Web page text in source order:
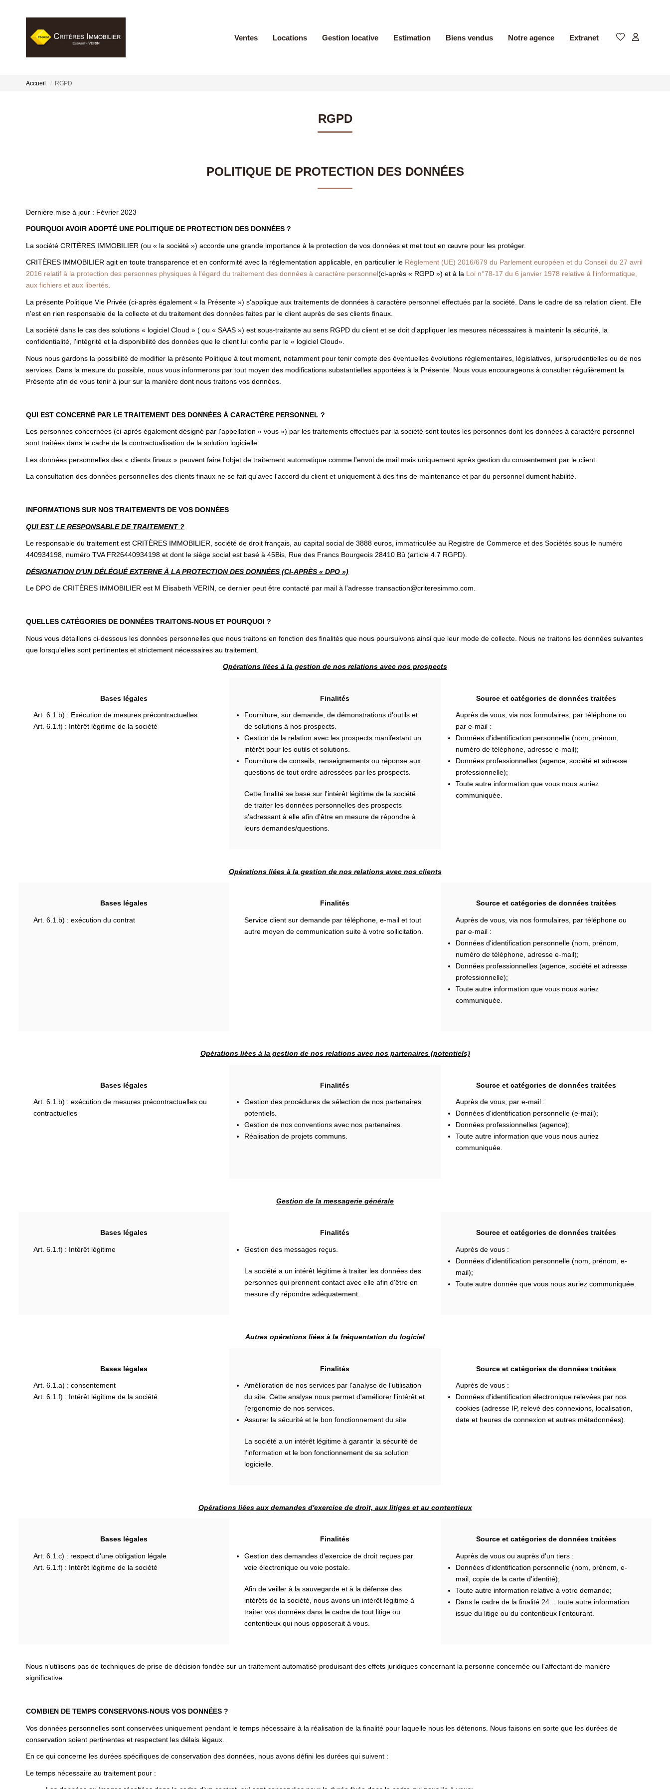
Ventes Locations Gestion locative Estimation Biens vendus Notre agence Extranet
Accueil RGPD
RGPD
POLITIQUE DE PROTECTION DES DONNÉES
Dernière mise à jour : Février 2023
POURQUOI AVOIR ADOPTÉ UNE POLITIQUE DE PROTECTION DES DONNÉES ?
La société CRITÈRES IMMOBILIER (ou « la société ») accorde une grande importance à la protection de vos données et met tout en œuvre pour les protéger.
CRITÈRES IMMOBILIER agit en toute transparence et en conformité avec la réglementation applicable, en particulier le Règlement (UE) 2016/679 du Parlement européen et du Conseil du 27 avril
2016 relatif à la protection des personnes physiques à l'égard du traitement des données à caractère personnel(ci-après « RGPD ») et à la Loi n°78-17 du 6 janvier 1978 relative à l'informatique,
aux fichiers et aux libertés
La présente Politique Vie Privée (ci-après également « la Présente ») s'applique aux traitements de données à caractère personnel effectués par la société. Dans le cadre de sa relation client. Elle
n'est en rien responsable de la collecte et du traitement des données faites par le client auprès de ses clients finaux.
La société dans le cas des solutions « logiciel Cloud » ( ou « SAAS ») est sous-traitante au sens RGPD du client et se doit d'appliquer les mesures nécessaires à maintenir la sécurité, la
confidentialité, l'intégrité et la disponibilité des données que le client lui confie par le « logiciel Cloud».
Nous nous gardons la possibilité de modifier la présente Politique à tout moment, notamment pour tenir compte des éventuelles évolutions réglementaires, législatives, jurisprudentielles ou de nos
services. Dans la mesure du possible, nous vous informerons par tout moyen des modifications substantielles apportées à la Présente. Nous vous encourageons à consulter régulièrement la
Présente afin de vous tenir à jour sur la manière dont nous traitons vos données.
QUI EST CONCERNÉ PAR LE TRAITEMENT DES DONNÉES À CARACTÈRE PERSONNEL ?
Les personnes concernées (ci-après également désigné par l'appellation « vous ») par les traitements effectués par la société sont toutes les personnes dont les données à caractère personnel
sont traitées dans le cadre de la contractualisation de la solution logicielle.
Les données personnelles des « clients finaux » peuvent faire l'objet de traitement automatique comme l'envoi de mail mais uniquement après gestion du consentement par le client.
La consultation des données personnelles des clients finaux ne se fait qu'avec l'accord du client et uniquement à des fins de maintenance et par du personnel dument habilité.
INFORMATIONS SUR NOS TRAITEMENTS DE VOS DONNÉES
QUI EST LE RESPONSABLE DE TRAITEMENT ?
Le responsable du traitement est CRITÈRES IMMOBILIER, société de droit français, au capital social de 3888 euros, immatriculée au Registre de Commerce et des Sociétés sous le numéro
440934198, numéro TVA FR26440934198 et dont le siège social est basé à 45Bis, Rue des Francs Bourgeois 28410 Bû (article 4.7 RGPD).
DÉSIGNATION D'UN DÉLÉGUÉ EXTERNE À LA PROTECTION DES DONNÉES (CI-APRÈS « DPO »)
Le DPO de CRITÈRES IMMOBILIER est M Elisabeth VERIN, ce dernier peut être contacté par mail à l'adresse transaction@criteresimmo.com.
QUELLES CATÉGORIES DE DONNÉES TRAITONS-NOUS ET POURQUOI ?
Nous vous détaillons ci-dessous les données personnelles que nous traitons en fonction des finalités que nous poursuivons ainsi que leur mode de collecte. Nous ne traitons les données suivantes
que lorsqu'elles sont pertinentes et strictement nécessaires au traitement.
Opérations liées à la gestion de nos relations avec nos prospects
Bases légales
Art. 6.1.b) : Exécution de mesures précontractuelles
Art. 6.1.f) : Intérêt légitime de la société
Finalités
Fourniture, sur demande, de démonstrations d'outils et
de solutions à nos prospects.
Gestion de la relation avec les prospects manifestant un
intérêt pour les outils et solutions.
Fourniture de conseils, renseignements ou réponse aux
questions de tout ordre adressées par les prospects.
Cette finalité se base sur l'intérêt légitime de la société
de traiter les données personnelles des prospects
s'adressant à elle afin d'être en mesure de répondre à
leurs demandes/questions.
Source et catégories de données traitées
Auprès de vous, via nos formulaires, par téléphone ou
par e-mail :
Données d'identification personnelle (nom, prénom,
numéro de téléphone, adresse e-mail);
Données professionnelles (agence, société et adresse
professionnelle);
Toute autre information que vous nous auriez
communiquée.
Opérations liées à la gestion de nos relations avec nos clients
Bases légales
Art. 6.1.b) : exécution du contrat
Finalités
Service client sur demande par téléphone, e-mail et tout
autre moyen de communication suite à votre sollicitation.
Source et catégories de données traitées
Auprès de vous, via nos formulaires, par téléphone ou
par e-mail :
Données d'identification personnelle (nom, prénom,
numéro de téléphone, adresse e-mail);
Données professionnelles (agence, société et adresse
professionnelle);
Toute autre information que vous nous auriez
communiquée.
Opérations liées à la gestion de nos relations avec nos partenaires (potentiels)
Bases légales
Art. 6.1.b) : exécution de mesures précontractuelles ou
contractuelles
Finalités
Gestion des procédures de sélection de nos partenaires
potentiels.
Gestion de nos conventions avec nos partenaires.
Réalisation de projets communs.
Source et catégories de données traitées
Auprès de vous, par e-mail :
Données d'identification personnelle (e-mail);
Données professionnelles (agence);
Toute autre information que vous nous auriez
communiquée.
Gestion de la messagerie générale
Bases légales
Art. 6.1.f) : Intérêt légitime
Finalités
Gestion des messages reçus.
La société a un intérêt légitime à traiter les données des
personnes qui prennent contact avec elle afin d'être en
mesure d'y répondre adéquatement.
Source et catégories de données traitées
Auprès de vous :
Données d'identification personnelle (nom, prénom, e-
mail);
Toute autre donnée que vous nous auriez communiquée.
Autres opérations liées à la fréquentation du logiciel
Bases légales
Art. 6.1.a) : consentement
Art. 6.1.f) : Intérêt légitime de la société
Finalités
Amélioration de nos services par l'analyse de l'utilisation
du site. Cette analyse nous permet d'améliorer l'intérêt et
l'ergonomie de nos services.
Assurer la sécurité et le bon fonctionnement du site
La société a un intérêt légitime à garantir la sécurité de
l'information et le bon fonctionnement de sa solution
logicielle.
Source et catégories de données traitées
Auprès de vous :
Données d'identification électronique relevées par nos
cookies (adresse IP, relevé des connexions, localisation,
date et heures de connexion et autres métadonnées).
Opérations liées aux demandes d'exercice de droit, aux litiges et au contentieux
Bases légales
Art. 6.1.c) : respect d'une obligation légale
Art. 6.1.f) : Intérêt légitime de la société
Finalités
Gestion des demandes d'exercice de droit reçues par
voie électronique ou voie postale.
Afin de veiller à la sauvegarde et à la défense des
intérêts de la société, nous avons un intérêt légitime à
traiter vos données dans le cadre de tout litige ou
contentieux qui nous opposerait à vous.
Source et catégories de données traitées
Auprès de vous ou auprès d'un tiers :
Données d'identification personnelle (nom, prénom, e-
mail, copie de la carte d'identité);
Toute autre information relative à votre demande;
Dans le cadre de la finalité 24. : toute autre information
issue du litige ou du contentieux l'entourant.
Nous n'utilisons pas de techniques de prise de décision fondée sur un traitement automatisé produisant des effets juridiques concernant la personne concernée ou l'affectant de manière
significative.
COMBIEN DE TEMPS CONSERVONS-NOUS VOS DONNÉES ?
Vos données personnelles sont conservées uniquement pendant le temps nécessaire à la réalisation de la finalité pour laquelle nous les détenons. Nous faisons en sorte que les durées de
conservation soient pertinentes et respectent les délais légaux.
En ce qui concerne les durées spécifiques de conservation des données, nous avons défini les durées qui suivent :
Le temps nécessaire au traitement pour :